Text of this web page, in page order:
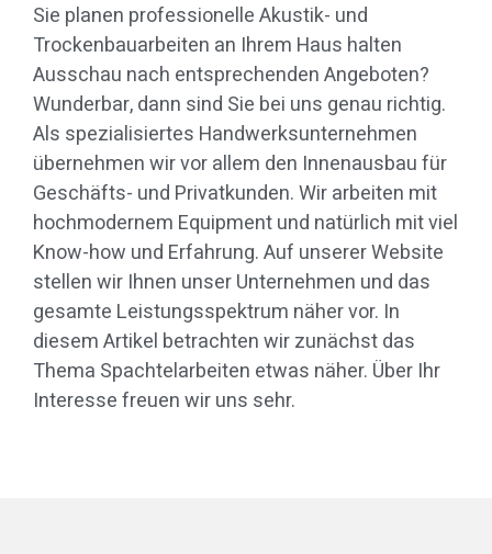
Sie planen professionelle Akustik- und
Trockenbauarbeiten an Ihrem Haus halten
Ausschau nach entsprechenden Angeboten?
Wunderbar, dann sind Sie bei uns genau richtig.
Als spezialisiertes Handwerksunternehmen
übernehmen wir vor allem den Innenausbau für
Geschäfts- und Privatkunden. Wir arbeiten mit
hochmodernem Equipment und natürlich mit viel
Know-how und Erfahrung. Auf unserer Website
stellen wir Ihnen unser Unternehmen und das
gesamte Leistungsspektrum näher vor. In
diesem Artikel betrachten wir zunächst das
Thema Spachtelarbeiten etwas näher. Über Ihr
Interesse freuen wir uns sehr.